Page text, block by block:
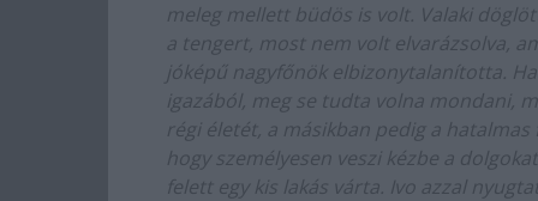
meleg mellett büdös is volt. Valaki
a tengert, most nem volt elvarázsolva,
jóképű nagyfőnök elbizonytalanította.
igazából, meg se tudta volna mondani,
régi életét, a másikban pedig a
hogy személyesen veszi kézbe a
felett egy kis lakás várta. Ivo azzal